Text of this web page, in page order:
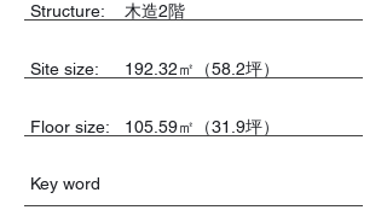
木造2階
​Structure:
192.32㎡（58.2坪）
Site size:
105.59㎡（31.9坪）
Floor size:
Key word